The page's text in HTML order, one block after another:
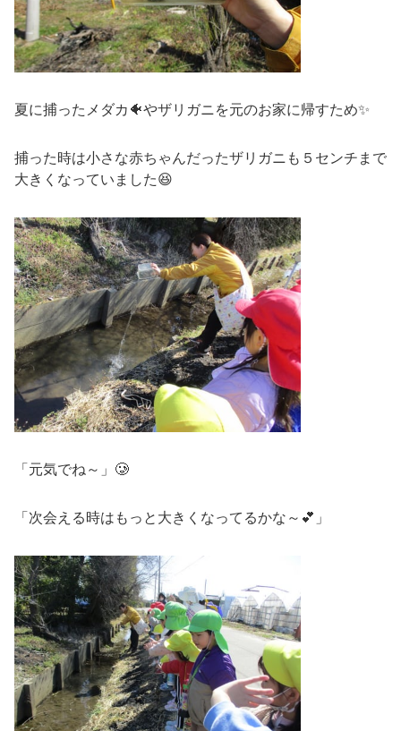
夏に捕ったメダカ🐠やザリガニを元のお家に帰すため✨
捕った時は小さな赤ちゃんだったザリガニも５センチまで
大きくなっていました😆
「元気でね～」🥲
「次会える時はもっと大きくなってるかな～💕」